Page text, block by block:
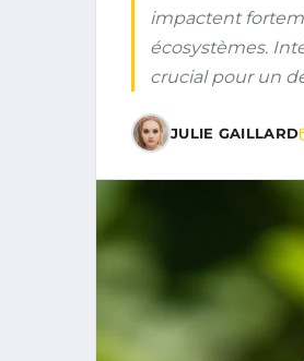
impactent
écosystèmes.
crucial pour un
JULIE GAILLARD